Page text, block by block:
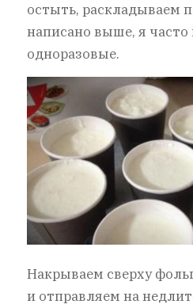
остыть, раскладываем
написано выше, я часто
одноразовые.
Накрываем сверху
и отправляем на